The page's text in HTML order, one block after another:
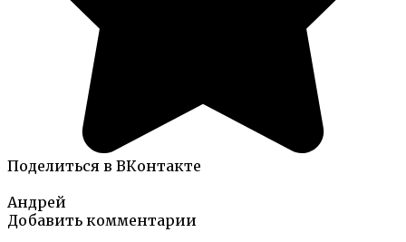
Поделиться в ВКонтакте
Андрей
Добавить комментарии